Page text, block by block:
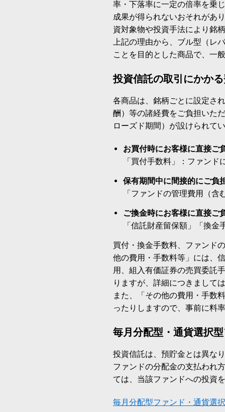
率・下落率に一定の倍率を乗
成果が得られないおそれがあ
資対象物や投資手法により銘
上記の理由から、ブル型（レ
ことを目的とした商品で、一
投資信託の取引にかか
各商品は、銘柄ごとに設定さ
酬）等の諸経費をご負担いた
ローズド期間）が設けられて
お買付時にお客様に直接ご
「買付手数料」：ファンド
保有期間中に間接的にご負
「ファンドの管理費用（
ご換金時にお客様に直接ご
「信託財産留保額」「換
買付・換金手数料、ファンド
他の費用・手数料等」には、
用、組入有価証券の売買委託
りますが、詳細につきまして
また、「その他の費用・手数
ったりしますので、事前に料
毎月分配型・通貨選択
投資信託は、預貯金とは異な
ファンドの分配金の支払われ
ては、当該ファンドへの投資
毎月分配型ファンド・通貨選